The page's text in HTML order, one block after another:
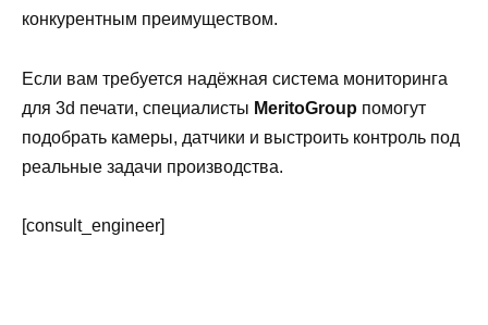
конкурентным преимуществом.
Если вам требуется надёжная система мониторинга
для 3d печати, специалисты MeritoGroup помогут
подобрать камеры, датчики и выстроить контроль под
реальные задачи производства.
[consult_engineer]